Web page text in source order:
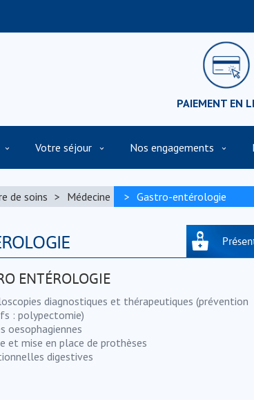
PAIEMENT EN
Votre séjour Nos engagements
vidéo de la Clinique et de son environnement
de soins Médecine Gastro-entérologie
ENTÉROLOGIE
diagnostiques et thérapeutiques (prévention
: polypectomie)
oesophagiennes
et mise en place de prothèses
digestives